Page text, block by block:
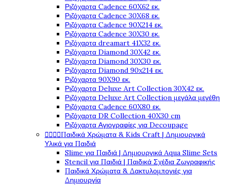
Ριζόχαρτα Cadence 60X62 εκ.
Ριζόχαρτα Cadence 30X68 εκ.
Ριζόχαρτα Cadence 90X214 εκ.
Ριζόχαρτα Cadence 30X30 εκ.
Ριζόχαρτα dreamart 41X32 εκ.
Ριζόχαρτα Diamond 30X42 εκ.
Ριζόχαρτα Diamond 30X30 εκ.
Ριζόχαρτα Diamond 90x214 εκ.
Ριζόχαρτα 90X90 εκ.
Ριζόχαρτα Deluxe Art Collection 30X42 εκ.
Ριζόχαρτα Deluxe Art Collection μεγάλα μεγέθη
Ριζόχαρτα Cadence 60X80 εκ.
Ριζόχαρτα DR Collection 40X30 cm
Ριζόχαρτα Αγιογραφίες για Decoupage
Παιδικά Χρώματα & Kids Craft | Δημιουργικά
Υλικά για Παιδιά
Slime για Παιδιά | Δημιουργικά Aqua Slime Sets
Stencil για Παιδιά | Παιδικά Σχέδια Ζωγραφικής
Παιδικά Χρώματα & Δακτυλομπογιές για
Δημιουργία